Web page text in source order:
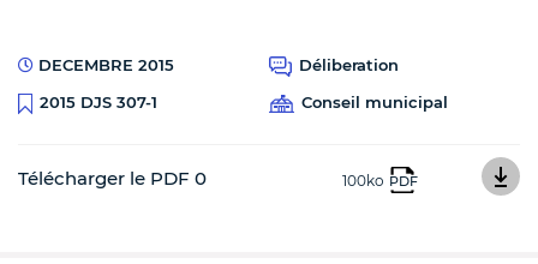
DECEMBRE 2015
Déliberation
2015 DJS 307-1
Conseil municipal
Télécharger le PDF 0 100ko PDF